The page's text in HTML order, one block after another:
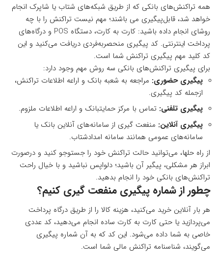
همه تراکنش‌های بانکی که از طریق شبکه‌های شتاب یا شاپرک انجام
خواهد شد، قابل‌پیگیری می باشند؛ مهم نیست تراکنش را با چه
روشای انجام داده باشید: کارت به کارت، دستگاه POS و درگاه‌های
پرداخت اینترنتی. کد پیگیری منحصربه‌فردی دریافت می‌کنید و این
کد کلید مهم پیگیری تراکنش شما است.
برای پیگیری تراکنش‌های بانکی سه روش مهم وجود دارد:
پیگیری حضوری: مراجعه به شعبه بانک و اراعه اطلاعات تراکنش،
ازجمله کد پیگیری.
پیگیری تلفنی: تماس با مرکز حمایتبانک و اراعه اطلاعات ملزوم.
پیگیری آنلاین: منفعت گیری از سامانه‌های آنلاین بانک یا
سامانه‌های عمومی همانند سامانه امدادشتاب.
از راه حلها، می‌توانید حالت تراکنش خود را جستوجو کنید و درصورت
ابراز هر مشکلی، پیگیر آن باشید؛ دلواپس نباشید و با خیال راحت
تراکنش‌های بانکی خود را انجام بدهید.
چطور از شماره پیگیری منفعت گیری کنیم؟
هر بار آنلاین خرید می‌کنید، هزینه کالا را از طریق درگاه پرداخت
می‌پردازید یا حتی کارت به کارت ساده انجام می‌دهید، کد عددی
خاصی به شما داده می‌شود. این کد که به آن شماره پیگیری
می‌گویند، شناسنامه تراکنش مالی شما است.